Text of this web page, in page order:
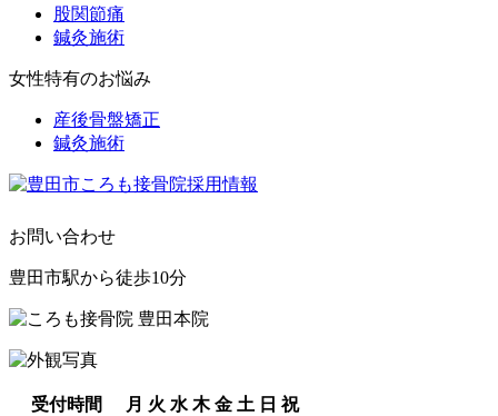
股関節痛
鍼灸施術
女性特有のお悩み
産後骨盤矯正
鍼灸施術
お問い合わせ
豊田市駅から徒歩10分
受付時間 月 火 水 木 金 土 日 祝